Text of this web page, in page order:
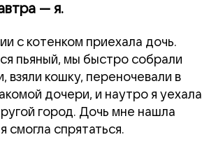
— я.
с котенком приехала дочь.
пьяный, мы быстро собрали
взяли кошку, переночевали в
дочери, и наутро я уехала
город. Дочь мне нашла
смогла спрятаться.